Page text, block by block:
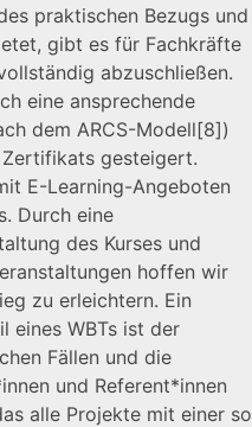
praktischen Bezugs und
gibt es für Fachkräfte
abzuschließen.
eine ansprechende
dem ARCS-Modell[8])
gesteigert.
E-Learning-Angeboten
Durch eine
des Kurses und
hoffen wir
zu erleichtern. Ein
eines WBTs ist der
Fällen und die
und Referent*innen
alle Projekte mit einer so